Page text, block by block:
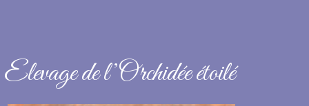
Elevage de l’Orchidée étoilé